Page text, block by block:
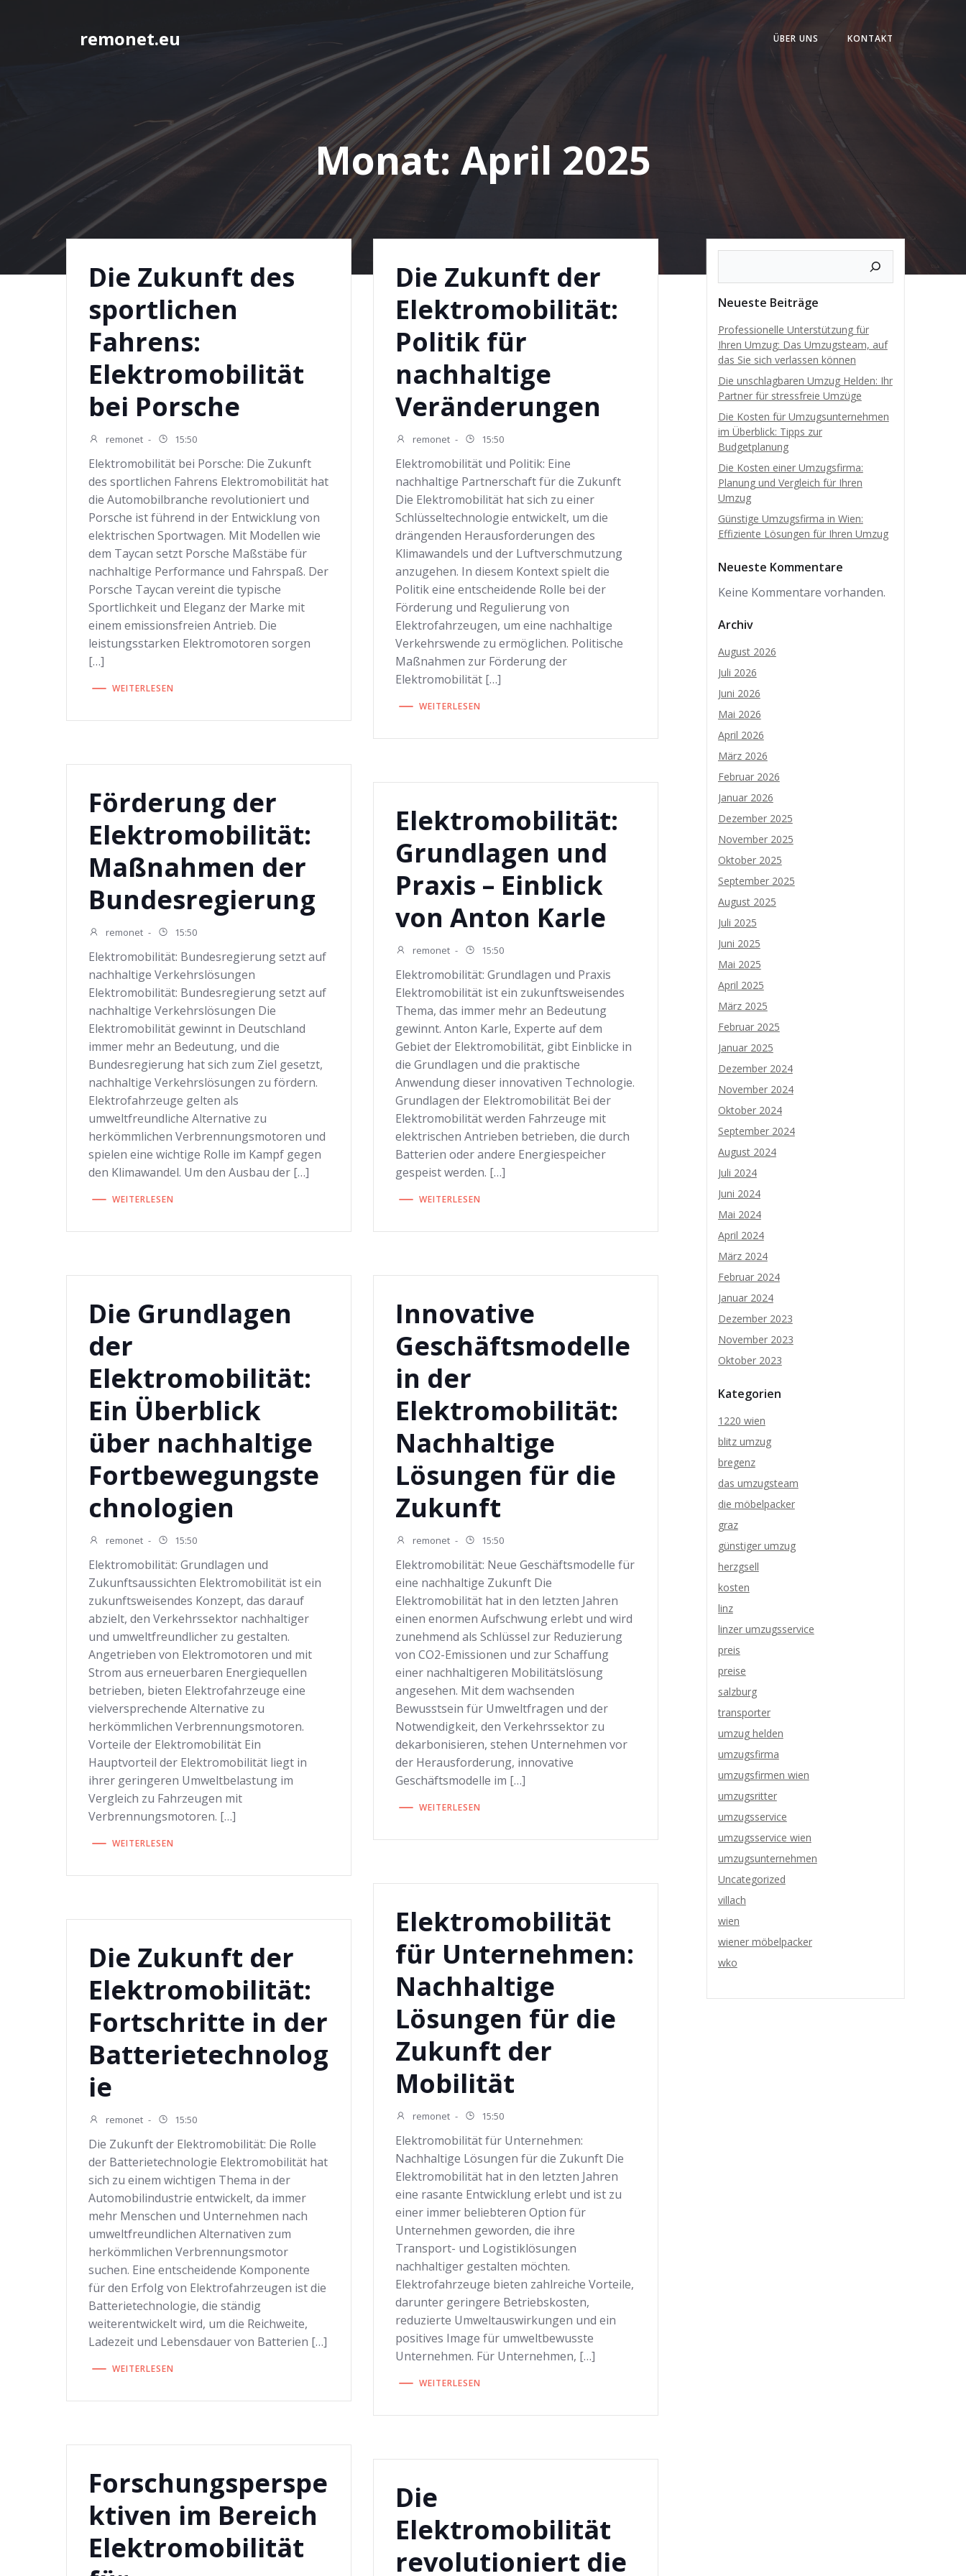
remonet.eu ÜBER UNS KONTAKT
Monat: April 2025
Die Zukunft des
sportlichen
Fahrens:
Elektromobilität
bei Porsche
remonet - 15:50
Elektromobilität bei Porsche: Die Zukunft
des sportlichen Fahrens Elektromobilität hat
die Automobilbranche revolutioniert und
Porsche ist führend in der Entwicklung von
elektrischen Sportwagen. Mit Modellen wie
dem Taycan setzt Porsche Maßstäbe für
nachhaltige Performance und Fahrspaß. Der
Porsche Taycan vereint die typische
Sportlichkeit und Eleganz der Marke mit
einem emissionsfreien Antrieb. Die
leistungsstarken Elektromotoren sorgen
[…]
WEITERLESEN
Die Zukunft der
Elektromobilität:
Politik für
nachhaltige
Veränderungen
remonet - 15:50
Elektromobilität und Politik: Eine
nachhaltige Partnerschaft für die Zukunft
Die Elektromobilität hat sich zu einer
Schlüsseltechnologie entwickelt, um die
drängenden Herausforderungen des
Klimawandels und der Luftverschmutzung
anzugehen. In diesem Kontext spielt die
Politik eine entscheidende Rolle bei der
Förderung und Regulierung von
Elektrofahrzeugen, um eine nachhaltige
Verkehrswende zu ermöglichen. Politische
Maßnahmen zur Förderung der
Elektromobilität […]
WEITERLESEN
Förderung der
Elektromobilität:
Maßnahmen der
Bundesregierung
remonet - 15:50
Elektromobilität: Bundesregierung setzt auf
nachhaltige Verkehrslösungen
Elektromobilität: Bundesregierung setzt auf
nachhaltige Verkehrslösungen Die
Elektromobilität gewinnt in Deutschland
immer mehr an Bedeutung, und die
Bundesregierung hat sich zum Ziel gesetzt,
nachhaltige Verkehrslösungen zu fördern.
Elektrofahrzeuge gelten als
umweltfreundliche Alternative zu
herkömmlichen Verbrennungsmotoren und
spielen eine wichtige Rolle im Kampf gegen
den Klimawandel. Um den Ausbau der […]
WEITERLESEN
Elektromobilität:
Grundlagen und
Praxis – Einblick
von Anton Karle
remonet - 15:50
Elektromobilität: Grundlagen und Praxis
Elektromobilität ist ein zukunftsweisendes
Thema, das immer mehr an Bedeutung
gewinnt. Anton Karle, Experte auf dem
Gebiet der Elektromobilität, gibt Einblicke in
die Grundlagen und die praktische
Anwendung dieser innovativen Technologie.
Grundlagen der Elektromobilität Bei der
Elektromobilität werden Fahrzeuge mit
elektrischen Antrieben betrieben, die durch
Batterien oder andere Energiespeicher
gespeist werden. […]
WEITERLESEN
Die Grundlagen
der
Elektromobilität:
Ein Überblick
über nachhaltige
Fortbewegungste
chnologien
remonet - 15:50
Elektromobilität: Grundlagen und
Zukunftsaussichten Elektromobilität ist ein
zukunftsweisendes Konzept, das darauf
abzielt, den Verkehrssektor nachhaltiger
und umweltfreundlicher zu gestalten.
Angetrieben von Elektromotoren und mit
Strom aus erneuerbaren Energiequellen
betrieben, bieten Elektrofahrzeuge eine
vielversprechende Alternative zu
herkömmlichen Verbrennungsmotoren.
Vorteile der Elektromobilität Ein
Hauptvorteil der Elektromobilität liegt in
ihrer geringeren Umweltbelastung im
Vergleich zu Fahrzeugen mit
Verbrennungsmotoren. […]
WEITERLESEN
Innovative
Geschäftsmodelle
in der
Elektromobilität:
Nachhaltige
Lösungen für die
Zukunft
remonet - 15:50
Elektromobilität: Neue Geschäftsmodelle für
eine nachhaltige Zukunft Die
Elektromobilität hat in den letzten Jahren
einen enormen Aufschwung erlebt und wird
zunehmend als Schlüssel zur Reduzierung
von CO2-Emissionen und zur Schaffung
einer nachhaltigeren Mobilitätslösung
angesehen. Mit dem wachsenden
Bewusstsein für Umweltfragen und der
Notwendigkeit, den Verkehrssektor zu
dekarbonisieren, stehen Unternehmen vor
der Herausforderung, innovative
Geschäftsmodelle im […]
WEITERLESEN
Elektromobilität
für Unternehmen:
Nachhaltige
Lösungen für die
Zukunft der
Mobilität
remonet - 15:50
Elektromobilität für Unternehmen:
Nachhaltige Lösungen für die Zukunft Die
Elektromobilität hat in den letzten Jahren
eine rasante Entwicklung erlebt und ist zu
einer immer beliebteren Option für
Unternehmen geworden, die ihre
Transport- und Logistiklösungen
nachhaltiger gestalten möchten.
Elektrofahrzeuge bieten zahlreiche Vorteile,
darunter geringere Betriebskosten,
reduzierte Umweltauswirkungen und ein
positives Image für umweltbewusste
Unternehmen. Für Unternehmen, […]
WEITERLESEN
Die Zukunft der
Elektromobilität:
Fortschritte in der
Batterietechnolog
ie
remonet - 15:50
Die Zukunft der Elektromobilität: Die Rolle
der Batterietechnologie Elektromobilität hat
sich zu einem wichtigen Thema in der
Automobilindustrie entwickelt, da immer
mehr Menschen und Unternehmen nach
umweltfreundlichen Alternativen zum
herkömmlichen Verbrennungsmotor
suchen. Eine entscheidende Komponente
für den Erfolg von Elektrofahrzeugen ist die
Batterietechnologie, die ständig
weiterentwickelt wird, um die Reichweite,
Ladezeit und Lebensdauer von Batterien […]
WEITERLESEN
Forschungsperspe
ktiven im Bereich
Elektromobilität
Die
Elektromobilität
revolutioniert die
Neueste Beiträge
Professionelle Unterstützung für
Ihren Umzug: Das Umzugsteam, auf
das Sie sich verlassen können
Die unschlagbaren Umzug Helden: Ihr
Partner für stressfreie Umzüge
Die Kosten für Umzugsunternehmen
im Überblick: Tipps zur
Budgetplanung
Die Kosten einer Umzugsfirma:
Planung und Vergleich für Ihren
Umzug
Günstige Umzugsfirma in Wien:
Effiziente Lösungen für Ihren Umzug
Neueste Kommentare
Keine Kommentare vorhanden.
Archiv
August 2026
Juli 2026
Juni 2026
Mai 2026
April 2026
März 2026
Februar 2026
Januar 2026
Dezember 2025
November 2025
Oktober 2025
September 2025
August 2025
Juli 2025
Juni 2025
Mai 2025
April 2025
März 2025
Februar 2025
Januar 2025
Dezember 2024
November 2024
Oktober 2024
September 2024
August 2024
Juli 2024
Juni 2024
Mai 2024
April 2024
März 2024
Februar 2024
Januar 2024
Dezember 2023
November 2023
Oktober 2023
Kategorien
1220 wien
blitz umzug
bregenz
das umzugsteam
die möbelpacker
graz
günstiger umzug
herzgsell
kosten
linz
linzer umzugsservice
preis
preise
salzburg
transporter
umzug helden
umzugsfirma
umzugsfirmen wien
umzugsritter
umzugsservice
umzugsservice wien
umzugsunternehmen
Uncategorized
villach
wien
wiener möbelpacker
wko